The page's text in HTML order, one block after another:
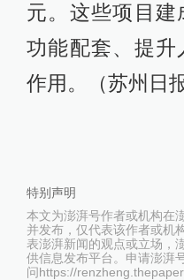
元。这些项目
功能配套、提升
作用。（苏州日报
特别声明
本文为澎湃号作者或机构在
并发布，仅代表该作者或机
表澎湃新闻的观点或立场，
供信息发布平台。申请澎湃
问https://